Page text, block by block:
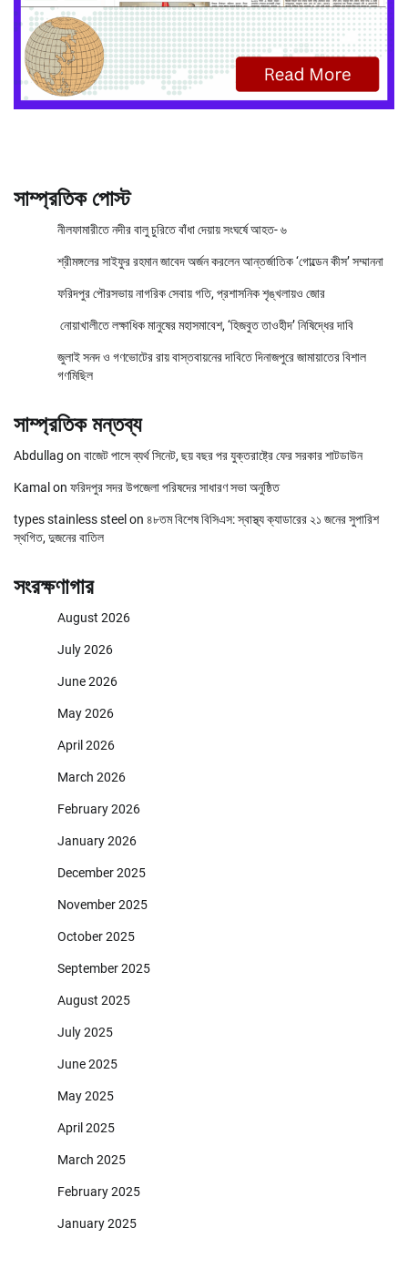
সাম্প্রতিক পোস্ট
নীলফামারীতে নদীর বালু চুরিতে বাঁধা দেয়ায় সংঘর্ষে আহত- ৬
শ্রীমঙ্গলের সাইফুর রহমান জাবেদ অর্জন করলেন আন্তর্জাতিক ‘গোল্ডেন কীস’ সম্মাননা
ফরিদপুর পৌরসভায় নাগরিক সেবায় গতি, প্রশাসনিক শৃঙ্খলায়ও জোর
নোয়াখালীতে লক্ষাধিক মানুষের মহাসমাবেশ, ‘হিজবুত তাওহীদ’ নিষিদ্ধের দাবি
জুলাই সনদ ও গণভোটের রায় বাস্তবায়নের দাবিতে দিনাজপুরে জামায়াতের বিশাল
গণমিছিল
সাম্প্রতিক মন্তব্য
Abdullag on বাজেট পাসে ব্যর্থ সিনেট, ছয় বছর পর যুক্তরাষ্ট্রে ফের সরকার শাটডাউন
Kamal on ফরিদপুর সদর উপজেলা পরিষদের সাধারণ সভা অনুষ্ঠিত
types stainless steel on ৪৮তম বিশেষ বিসিএস: স্বাস্থ্য ক্যাডারের ২১ জনের সুপারিশ
স্থগিত, দুজনের বাতিল
সংরক্ষণাগার
August 2026
July 2026
June 2026
May 2026
April 2026
March 2026
February 2026
January 2026
December 2025
November 2025
October 2025
September 2025
August 2025
July 2025
June 2025
May 2025
April 2025
March 2025
February 2025
January 2025